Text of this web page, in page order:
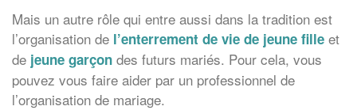
Mais un autre rôle qui entre aussi dans la tradition est
l’organisation de l’enterrement de vie de jeune fille et
de jeune garçon des futurs mariés. Pour cela, vous
pouvez vous faire aider par un professionnel de
l’organisation de mariage.